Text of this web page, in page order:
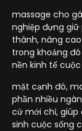
massage cho
nghiệp đựng
thành, nâng
trong khoảng
nền kinh tế cuộc
mặt cạnh đó,
phần nhiều
cử mới chỉ, giúp
sinh cuộc sống